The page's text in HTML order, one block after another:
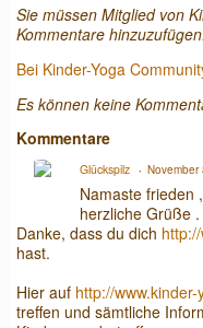
Sie müssen Mitglied von
Kommentare
Bei Kinder-Yoga
Es können keine
Kommentare
Glückspilz
Namaste frieden ,
herzliche Grüße .
Danke, dass du dich
hast.
Hier auf http://
treffen und sämtliche